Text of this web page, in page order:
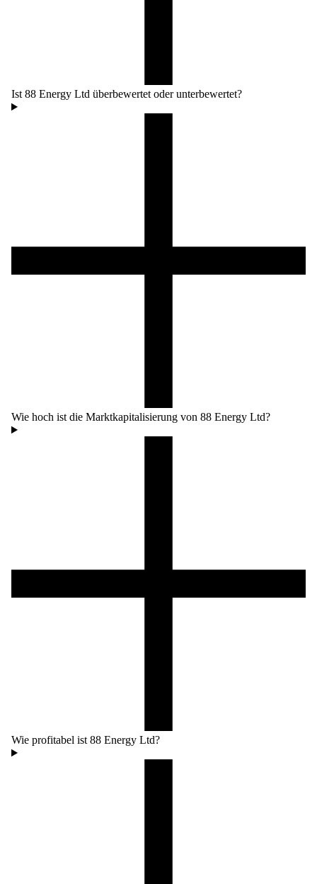
Ist 88 Energy Ltd überbewertet oder unterbewertet?
Wie hoch ist die Marktkapitalisierung von 88 Energy Ltd?
Wie profitabel ist 88 Energy Ltd?